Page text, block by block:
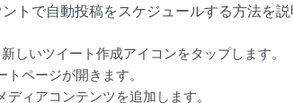
トで自動投稿をスケジュールする方法を説
しいツイート作成アイコンをタップします。
ページが開きます。
ィアコンテンツを追加します。